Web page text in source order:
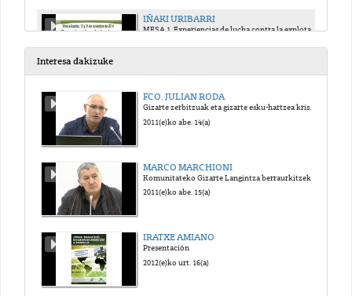
IÑAKI URIBARRI
MESA 1. Experiencias de lucha contra la explotación y la pobreza
Interesa dakizuke
FCO. JULIAN RODA
Gizarte zerbitzuak eta gizarte esku-hartzea krisi garaietan: bilakaera eta joerak
2011(e)ko abe. 14(a)
MARCO MARCHIONI
2011(e)ko abe. 15(a)
IRATXE AMIANO
Presentación
2012(e)ko urt. 16(a)